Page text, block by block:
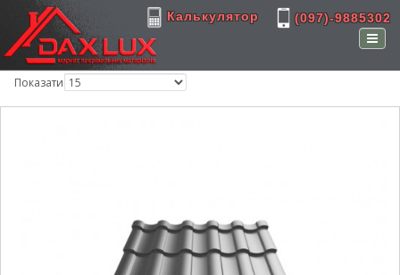
(097)-9885302
Калькулятор
Показати